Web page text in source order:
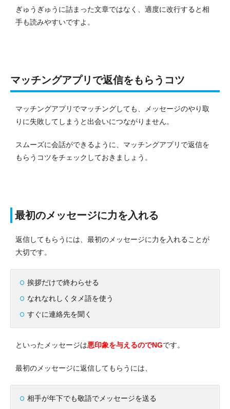
ぎゅうぎゅうに詰まった文章ではなく、適度に改行すると相
手も読みやすいですよ。
マッチングアプリで返信をもらうコツ
マッチングアプリでマッチングしても、メッセージのやり取
りに失敗してしまうと出会いにつながりません。
スムーズに会話ができるように、マッチングアプリで返信を
もらうコツをチェックしておきましょう。
最初のメッセージに力を入れる
返信してもらうには、最初のメッセージに力を入れることが
大切です。
挨拶だけで終わらせる
なれなれしくタメ語を使う
すぐに連絡先を聞く
といったメッセージは悪印象を与えるのでNGです。
最初のメッセージに返信してもらうには、
相手が年下でも敬語でメッセージを送る